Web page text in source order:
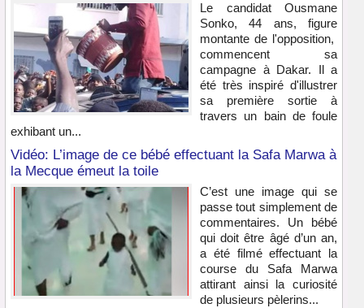
Le candidat Ousmane
Sonko, 44 ans, figure
montante de l'opposition,
commencent sa
campagne à Dakar. Il a
été très inspiré d'illustrer
sa première sortie à
travers un bain de foule
exhibant un...
Vidéo: L’image de ce bébé effectuant la Safa Marwa à
la Mecque émeut la toile
C’est une image qui se
passe tout simplement de
commentaires. Un bébé
qui doit être âgé d’un an,
a été filmé effectuant la
course du Safa Marwa
attirant ainsi la curiosité
de plusieurs pèlerins...